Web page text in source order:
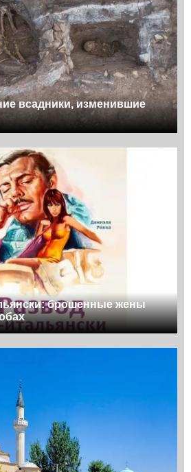
всадники, изменившие
брошенные жены